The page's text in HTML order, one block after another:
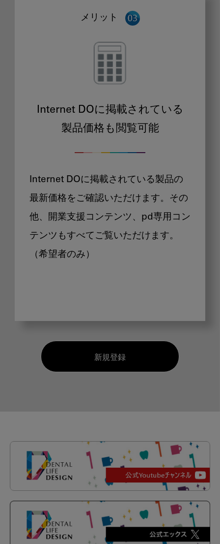
メリット
Internet DOに掲載されている
製品価格も閲覧可能
Internet DOに掲載されている製品の
最新価格をご確認いただけます。その
他、開業支援コンテンツ、pd専用コン
テンツもすべてご覧いただけます。
（希望者のみ）
新規登録